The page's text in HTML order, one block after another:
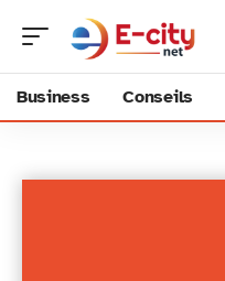
Business Conseils